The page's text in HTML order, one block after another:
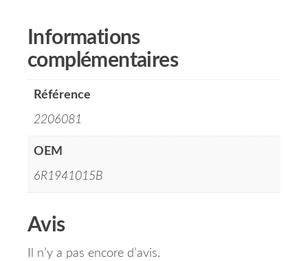
Informations
complémentaires
Référence
2206081
OEM
6R1941015B
Avis
Il n’y a pas encore d’avis.